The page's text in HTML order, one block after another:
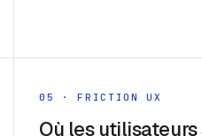
05 · FRICTION UX
Où les